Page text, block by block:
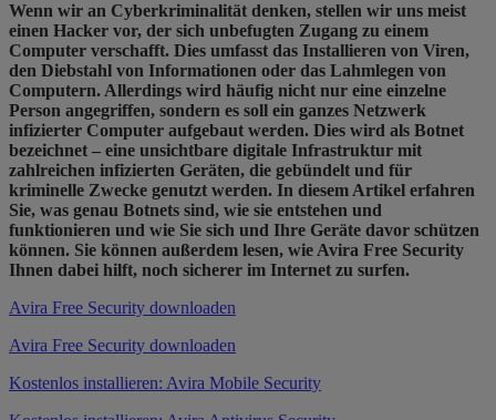
Wenn wir an Cyberkriminalität denken, stellen wir uns meist
einen Hacker vor, der sich unbefugten Zugang zu einem
Computer verschafft. Dies umfasst das Installieren von Viren,
den Diebstahl von Informationen oder das Lahmlegen von
Computern. Allerdings wird häufig nicht nur eine einzelne
Person angegriffen, sondern es soll ein ganzes Netzwerk
infizierter Computer aufgebaut werden. Dies wird als Botnet
bezeichnet – eine unsichtbare digitale Infrastruktur mit
zahlreichen infizierten Geräten, die gebündelt und für
kriminelle Zwecke genutzt werden. In diesem Artikel erfahren
Sie, was genau Botnets sind, wie sie entstehen und
funktionieren und wie Sie sich und Ihre Geräte davor schützen
können. Sie können außerdem lesen, wie Avira Free Security
Ihnen dabei hilft, noch sicherer im Internet zu surfen.
Avira Free Security downloaden
Avira Free Security downloaden
Kostenlos installieren: Avira Mobile Security